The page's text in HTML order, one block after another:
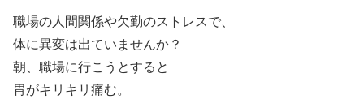
職場の人間関係や欠勤のストレスで、
体に異変は出ていませんか？
朝、職場に行こうとすると
胃がキリキリ痛む。